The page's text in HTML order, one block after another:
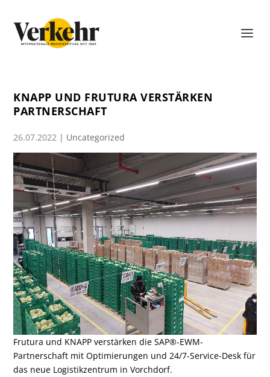
KNAPP UND FRUTURA VERSTÄRKEN
PARTNERSCHAFT
26.07.2022 | Uncategorized
Frutura und KNAPP verstärken die SAP®-EWM-
Partnerschaft mit Optimierungen und 24/7-Service-Desk für
das neue Logistikzentrum in Vorchdorf.